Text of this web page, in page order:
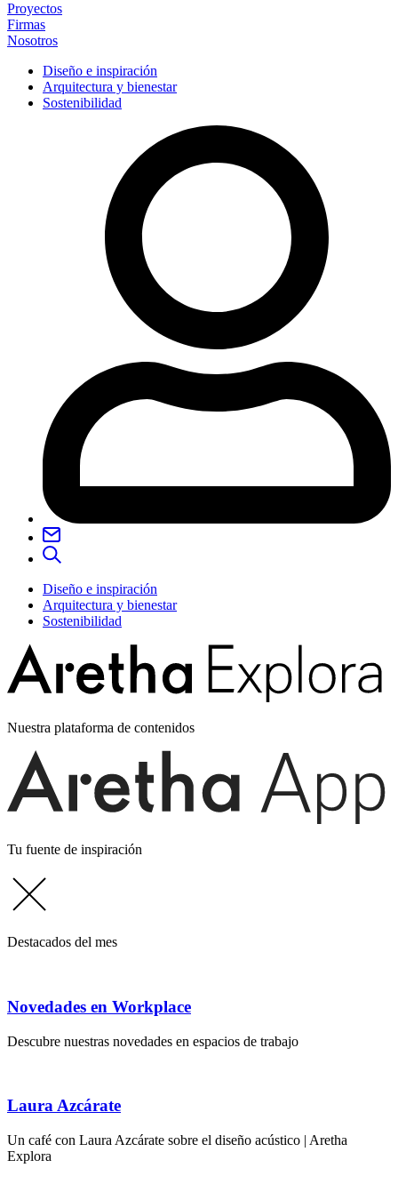
Proyectos
Firmas
Nosotros
Diseño e inspiración
Arquitectura y bienestar
Sostenibilidad
Diseño e inspiración
Arquitectura y bienestar
Sostenibilidad
Nuestra plataforma de contenidos
Tu fuente de inspiración
Destacados del mes
Novedades en Workplace
Descubre nuestras novedades en espacios de trabajo
Laura Azcárate
Un café con Laura Azcárate sobre el diseño acústico | Aretha
Explora